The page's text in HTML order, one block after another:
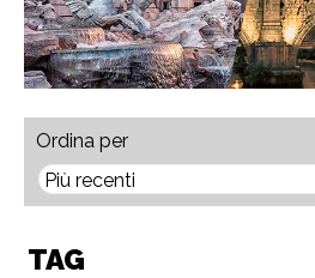
Ordina per
TAG